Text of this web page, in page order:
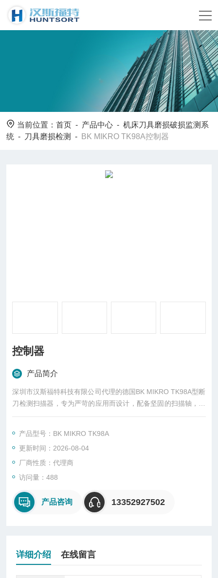
当前位置：首页 - 产品中心 -机床刀具磨损破损监测系
统 - 刀具磨损检测 - BK MIKRO TK98A控制器
控制器
产品简介
深圳市汉斯福特科技有限公司代理的德国BK MIKRO TK98A型断
刀检测扫描器，专为严苛的应用而设计，配备坚固的扫描轴，并
采用双唇特殊密封（如泵中），不受侵蚀性冷却剂、灰尘和碎屑
紧凑的扫描仪尺寸和宽的扫描范围以及光滑的圆柱形壁使得无需
额外的调整辅助即可轻松组装。
产品型号：BK MIKRO TK98A
更新时间：2026-08-04
厂商性质：代理商
访问量：488
产品咨询 13352927502
详细介绍 在线留言